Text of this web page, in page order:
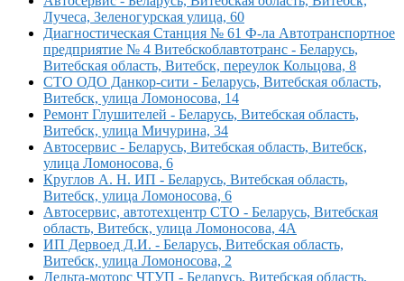
Лучеса, Зеленогурская улица, 60
Диагностическая Станция № 61 Ф-ла Автотранспортное
предприятие № 4 Витебскоблавтотранс - Беларусь,
Витебская область, Витебск, переулок Кольцова, 8
СТО ОДО Данкор-сити - Беларусь, Витебская область,
Витебск, улица Ломоносова, 14
Ремонт Глушителей - Беларусь, Витебская область,
Витебск, улица Мичурина, 34
Автосервис - Беларусь, Витебская область, Витебск,
улица Ломоносова, 6
Круглов А. Н. ИП - Беларусь, Витебская область,
Витебск, улица Ломоносова, 6
Автосервис, автотехцентр СТО - Беларусь, Витебская
область, Витебск, улица Ломоносова, 4А
ИП Дервоед Д.И. - Беларусь, Витебская область,
Витебск, улица Ломоносова, 2
Дельта-моторс ЧТУП - Беларусь, Витебская область,